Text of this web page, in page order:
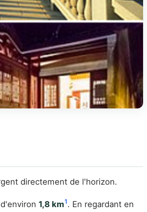
directement de l'horizon.
1,8 km1. En regardant en